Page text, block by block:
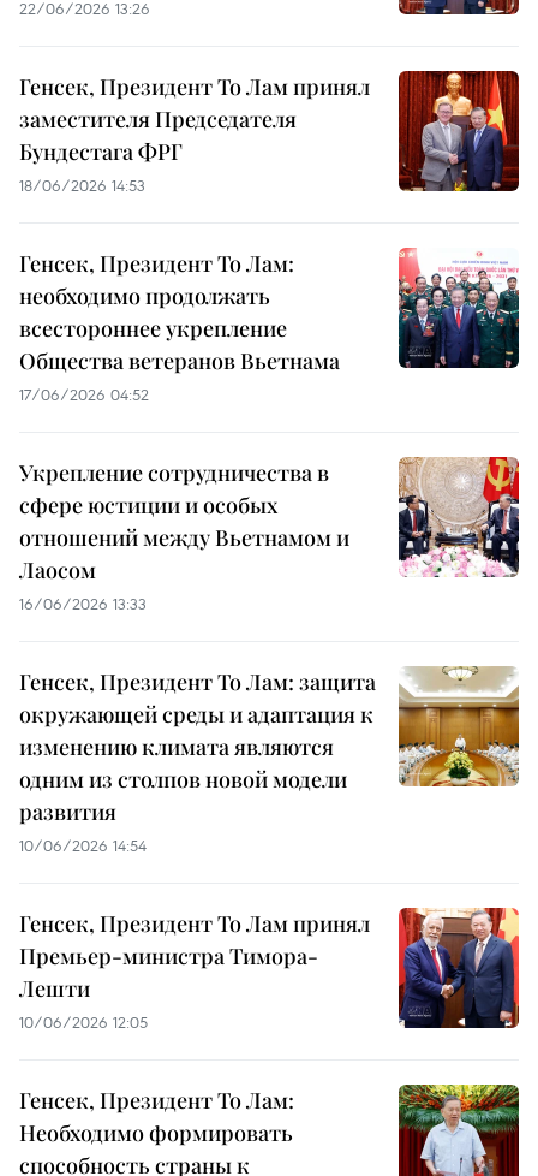
22/06/2026 13:26
Генсек, Президент То Лам принял
заместителя Председателя
Бундестага ФРГ
18/06/2026 14:53
Генсек, Президент То Лам:
необходимо продолжать
всестороннее укрепление
Общества ветеранов Вьетнама
17/06/2026 04:52
Укрепление сотрудничества в
сфере юстиции и особых
отношений между Вьетнамом и
Лаосом
16/06/2026 13:33
Генсек, Президент То Лам: защита
окружающей среды и адаптация к
изменению климата являются
одним из столпов новой модели
развития
10/06/2026 14:54
Генсек, Президент То Лам принял
Премьер-министра Тимора-
Лешти
10/06/2026 12:05
Генсек, Президент То Лам:
Необходимо формировать
способность страны к